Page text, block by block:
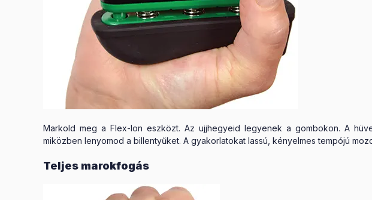
Markold meg a Flex-Ion eszközt. Az ujjhegyeid legyenek a gombokon. A
miközben lenyomod a billentyűket. A gyakorlatokat lassú, kényelmes tempójú
Teljes marokfogás